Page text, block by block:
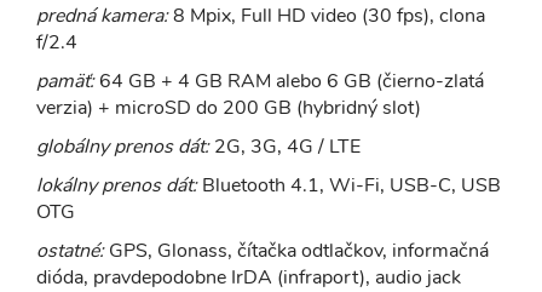
predná kamera:8 Mpix, Full HD video (30 fps), clona
f/2.4
pamäť:64 GB + 4 GB RAM alebo 6 GB (čierno-zlatá
verzia) + microSD do 200 GB (hybridný slot)
globálny prenos dát:2G, 3G, 4G / LTE
lokálny prenos dát:Bluetooth 4.1, Wi-Fi, USB-C, USB
OTG
ostatné:GPS, Glonass, čítačka odtlačkov, informačná
dióda, pravdepodobne IrDA (infraport), audio jack